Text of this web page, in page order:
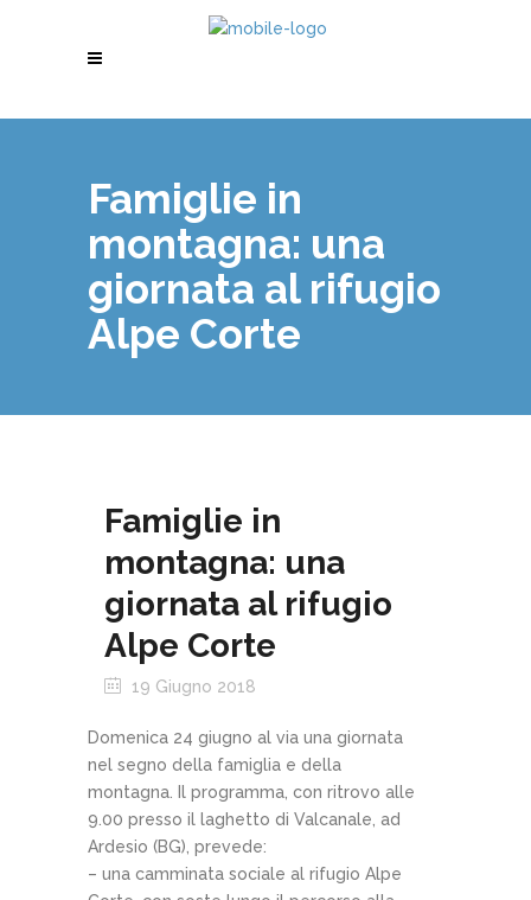
Famiglie in
montagna: una
giornata al rifugio
Alpe Corte
Famiglie in
montagna: una
giornata al rifugio
Alpe Corte
19 Giugno 2018
Domenica 24 giugno al via una giornata
nel segno della famiglia e della
montagna. Il programma, con ritrovo alle
9.00 presso il laghetto di Valcanale, ad
Ardesio (BG), prevede:
– una camminata sociale al rifugio Alpe